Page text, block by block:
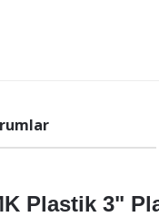
Plastik 3"